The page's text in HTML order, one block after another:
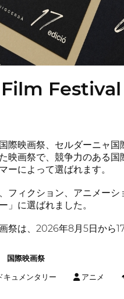
Festival
際映画祭、セルダーニャ
映画祭で、競争力のある
ーによって選ばれます。
フィクション、アニメー
」に選ばれました。
祭は、2026年8月5日から
国際映画祭
キュメンタリー アニメ